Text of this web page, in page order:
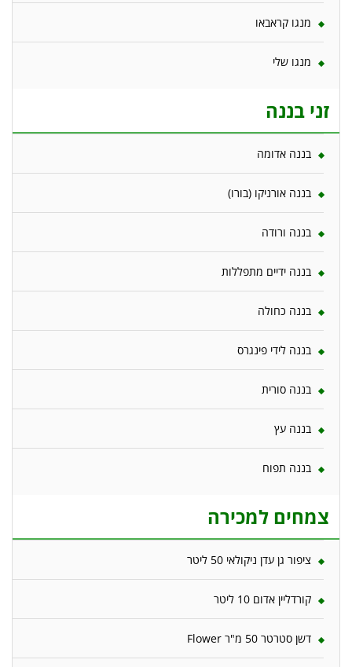
מנגו קראבאו
מנגו שלי
זני בננה
בננה אדומה
בננה אורניקו (בורו)
בננה ורודה
בננה ידיים מתפללות
בננה כחולה
בננה לידי פינגרס
בננה סורית
בננה עץ
בננה תפוח
צמחים למכירה
ציפור גן עדן ניקולאי 50 ליטר
קורדליין אדום 10 ליטר
דשן סטרטר 50 מ"ר Flower